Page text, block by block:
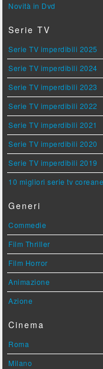
Novità in Dvd
Serie TV
Serie TV imperdibili 2025
Serie TV imperdibili 2024
Serie TV imperdibili 2023
Serie TV imperdibili 2022
Serie TV imperdibili 2021
Serie TV imperdibili 2020
Serie TV imperdibili 2019
10 migliori serie tv
Generi
Commedie
Film Thriller
Film Horror
Animazione
Azione
Cinema
Roma
Milano